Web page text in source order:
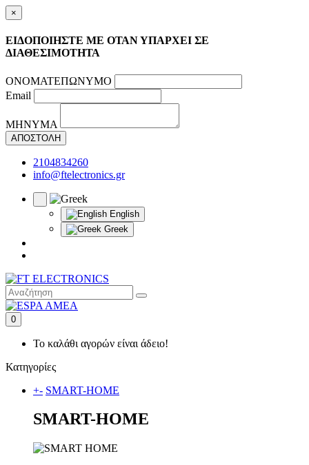
×
ΕΙΔΟΠΟΙΗΣΤΕ ΜΕ ΟΤΑΝ ΥΠΑΡΧΕΙ ΣΕ
ΔΙΑΘΕΣΙΜΟΤΗΤΑ
ΟΝΟΜΑΤΕΠΩΝΥΜΟ
Email
ΜΗΝΥΜΑ
ΑΠΟΣΤΟΛΗ
2104834260
info@ftelectronics.gr
English
Greek
0
Το καλάθι αγορών είναι άδειο!
Κατηγορίες
+- SMART-HOME
SMART-HOME